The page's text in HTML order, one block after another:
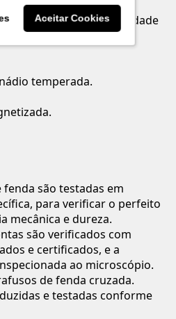
Aceitar Cookies
a linha de
Tramontina PRO. Agilidade
de quem é PRO.
temperada.
fenda são testadas em
para verificar o perfeito
mecânica e dureza.
são verificados com
e certificados, e a
ao microscópio.
de fenda cruzada.
e testadas conforme